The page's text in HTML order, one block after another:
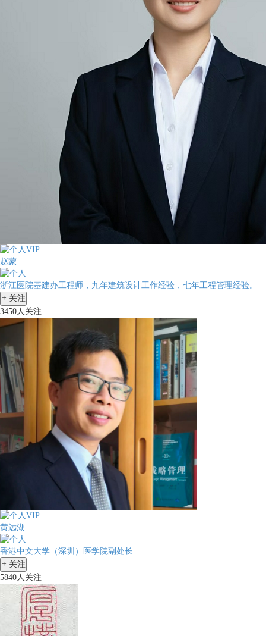
赵蒙
浙江医院基建办工程师，九年建筑设计工作经验，七年工程管理经验。
+ 关注
3450人关注
黄远湖
香港中文大学（深圳）医学院副处长
+ 关注
5840人关注